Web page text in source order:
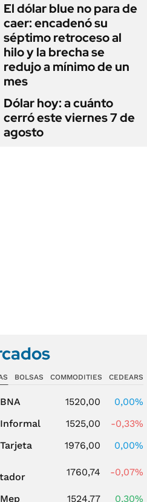
El dólar blue no para de
caer: encadenó su
séptimo retroceso al
hilo y la brecha se
redujo a mínimo de un
mes
Dólar hoy: a cuánto
cerró este viernes 7 de
agosto
BOLSAS COMMODITIES CEDEARS
1520,00
0,00%
1525,00
-0,33%
1976,00
0,00%
1760,74 -0,07%
1524,77
0,30%